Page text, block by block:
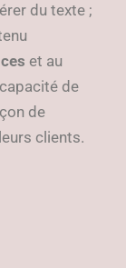
du texte ;
et au
de
de
clients.